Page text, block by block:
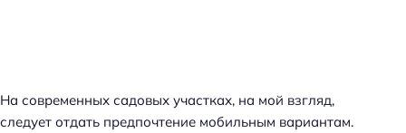
На современных садовых участках, на мой взгляд,
следует отдать предпочтение мобильным вариантам.